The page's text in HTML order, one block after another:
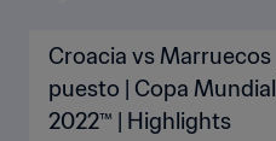
Croacia vs
puesto | Copa
2022™ | Highlights